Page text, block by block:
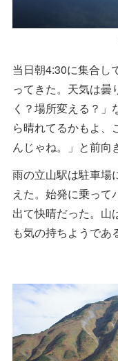
当日朝4:30に集合し
ってきた。天気は曇
く？場所変える？」
ら晴れてるかもよ、
んじゃね。」と前向
雨の立山駅は駐車場
えた。始発に乗って
出て快晴だった。山
も気の持ちようであ